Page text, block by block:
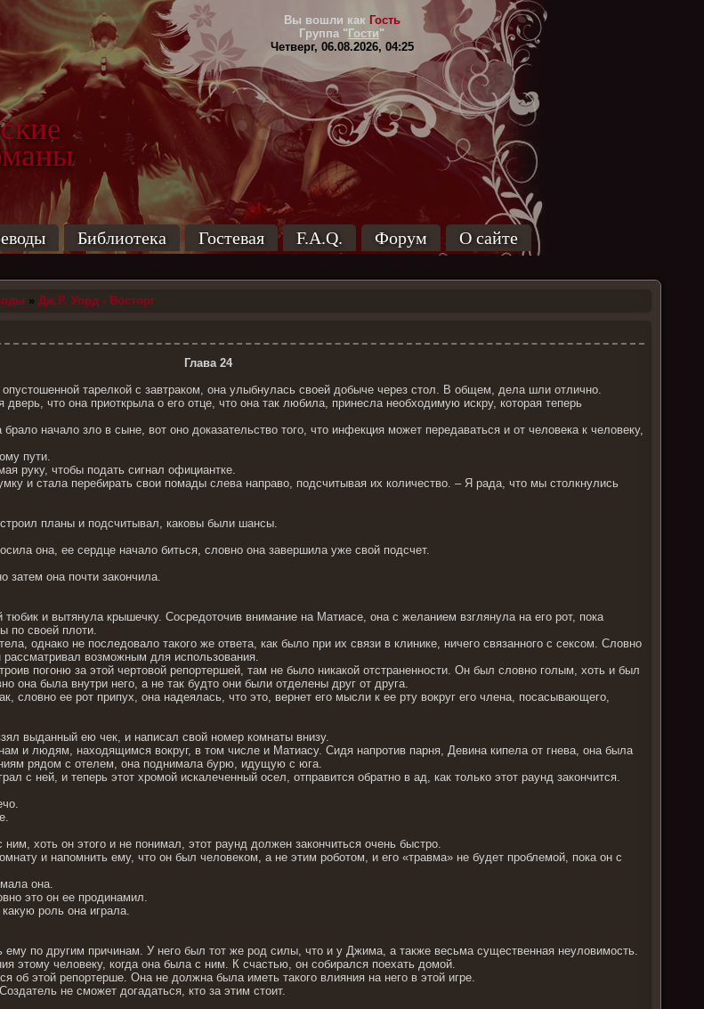
Вы вошли как Гость
Группа " Гости"
Четверг, 06.08.2026, 04:25
Библиотека Гостевая F.A.Q. Форум О сайте
»Дж.Р. Уорд - Восторг
Глава 24
тарелкой с завтраком, она улыбнулась своей добыче через стол. В общем, дела шли отлично.
что она приоткрыла о его отце, что она так любила, принесла необходимую искру, которая теперь
начало зло в сыне, вот оно доказательство того, что инфекция может передаваться и от человека к человеку,
пути.
руку, чтобы подать сигнал официантке.
и стала перебирать свои помады слева направо, подсчитывая их количество. – Я рада, что мы столкнулись
планы и подсчитывал, каковы были шансы.
она, ее сердце начало биться, словно она завершила уже свой подсчет.
затем она почти закончила.
и вытянула крышечку. Сосредоточив внимание на Матиасе, она с желанием взглянула на его рот, пока
по своей плоти.
однако не последовало такого же ответа, как было при их связи в клинике, ничего связанного с сексом. Словно
возможным для использования.
погоню за этой чертовой репортершей, там не было никакой отстраненности. Он был словно голым, хоть и был
она была внутри него, а не так будто они были отделены друг от друга.
словно ее рот припух, она надеялась, что это, вернет его мысли к ее рту вокруг его члена, посасывающего,
выданный ею чек, и написал свой номер комнаты внизу.
и людям, находящимся вокруг, в том числе и Матиасу. Сидя напротив парня, Девина кипела от гнева, она была
рядом с отелем, она поднимала бурю, идущую с юга.
с ней, и теперь этот хромой искалеченный осел, отправится обратно в ад, как только этот раунд закончится.
хоть он этого и не понимал, этот раунд должен закончиться очень быстро.
и напомнить ему, что он был человеком, а не этим роботом, и его «травма» не будет проблемой, пока он с
она.
это он ее продинамил.
роль она играла.
ему по другим причинам. У него был тот же род силы, что и у Джима, а также весьма существенная неуловимость.
этому человеку, когда она была с ним. К счастью, он собирался поехать домой.
об этой репортерше. Она не должна была иметь такого влияния на него в этой игре.
не сможет догадаться, кто за этим стоит.